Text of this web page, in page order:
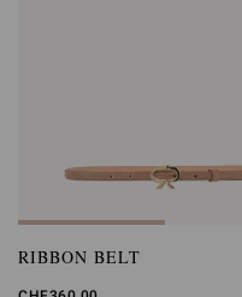
RIBBON BELT